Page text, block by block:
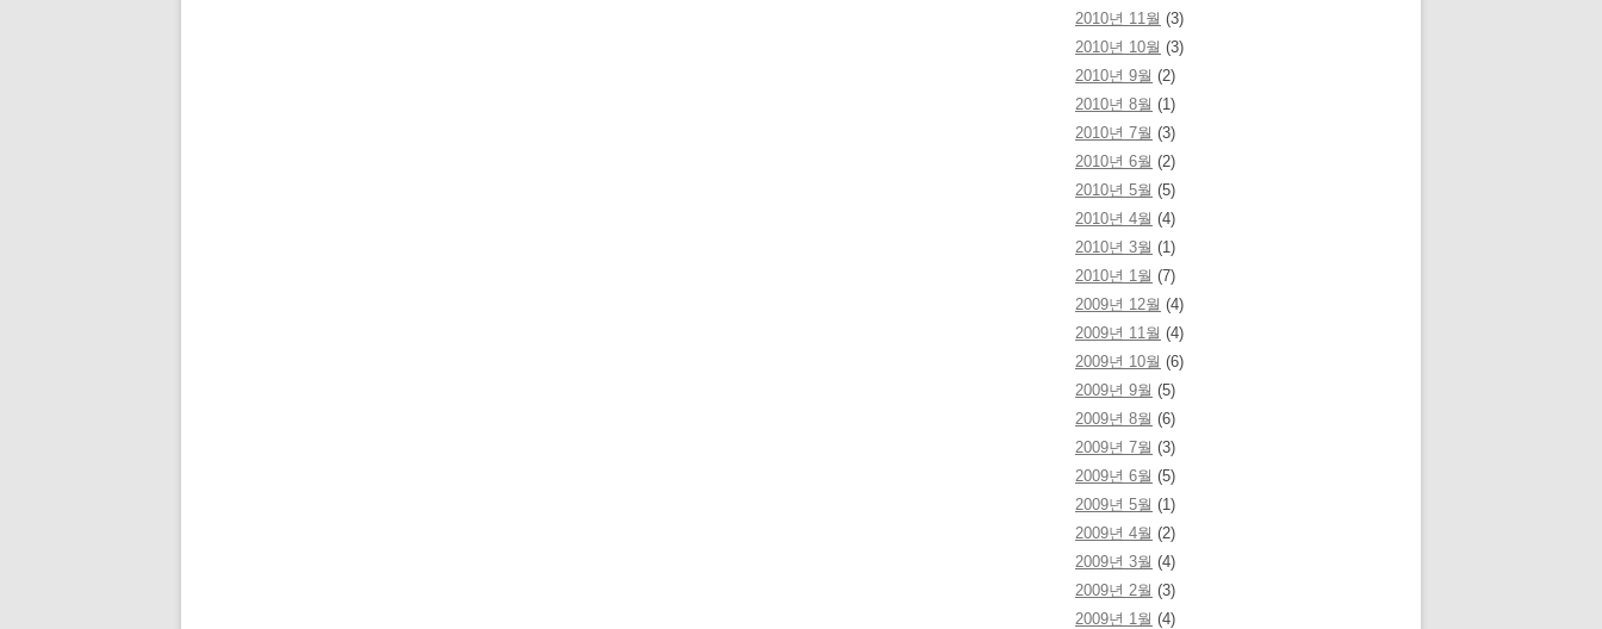
2010년 11월 (3)
2010년 10월 (3)
2010년 9월 (2)
2010년 8월 (1)
2010년 7월 (3)
2010년 6월 (2)
2010년 5월 (5)
2010년 4월 (4)
2010년 3월 (1)
2010년 1월 (7)
2009년 12월 (4)
2009년 11월 (4)
2009년 10월 (6)
2009년 9월 (5)
2009년 8월 (6)
2009년 7월 (3)
2009년 6월 (5)
2009년 5월 (1)
2009년 4월 (2)
2009년 3월 (4)
2009년 2월 (3)
2009년 1월 (4)